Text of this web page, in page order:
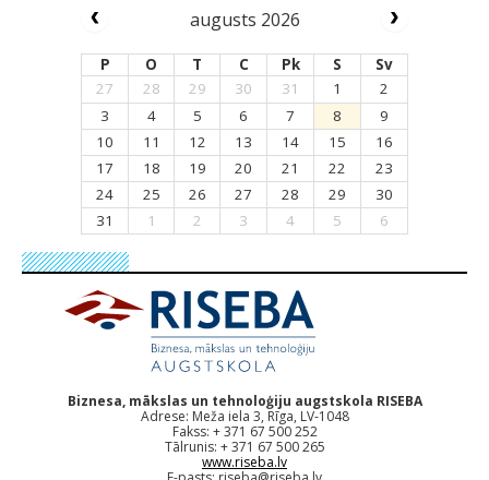
augusts 2026
P O T C Pk S
Sv
27
28 29 30 31 1
2
3
4 5 6 7 8
9
10
11 12 13 14 15
16
17
18 19 20 21 22
23
24
25 26 27 28 29
30
31
1 2 3 4 5 6
Biznesa, mākslas un tehnoloģiju augstskola RISEBA
Adrese: Meža iela 3, Rīga, LV-1048
Fakss: + 371 67 500 252
Tālrunis: + 371 67 500 265
www.riseba.lv